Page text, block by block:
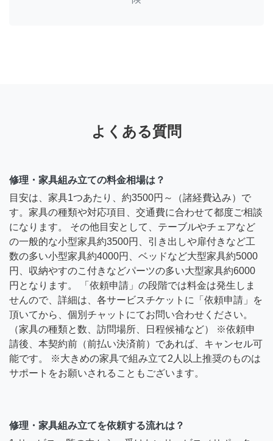
よくある質問
修理・家具組み立ての料金相場は？
目安は、家具1つあたり、約3500円～（諸経費込み）で
す。家具の種類や対応項目、交通費に合わせて都度ご相談
になります。 その他目安として、テーブルやチェアなど
の一般的な小型家具約3500円、引き出しや扉付きなど工
数の多い小型家具約4000円、ベッドなど大型家具約5000
円、収納やすのこ付きなどパーツの多い大型家具約6000
円となります。 「依頼申請」の段階では料金は発生しま
せんので、詳細は、各サービスチケットに「依頼申請」を
頂いてから、個別チャットにてお問い合わせください。
（家具の種類と数、訪問場所、日程候補など） ※依頼申
請後、本契約前（前払い決済前）であれば、キャンセル可
能です。 ※大きめの家具で組み立て2人以上推奨のものは
サポートをお願いされることもございます。
修理・家具組み立てを依頼する流れは？